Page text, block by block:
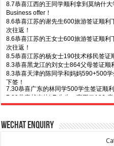
8.6恭喜江苏的王女士600旅游签证顺利
次往返！
8.5恭喜江苏的杨女士190技术移民签证
8.3恭喜黑龙江的刘女士864父母签证顺
8.3恭喜天津的陈同学和妈妈590+500
下签！
7.30恭喜广东的林同学500学生签证顺
7.29恭喜越南的LE 先生一家五口186 雇
顺利下签！
7.29恭喜日本的Motegi女士485工作签
7.28恭喜山东的李先生189技术移民签证
7.24恭喜辽宁的蔡同学500学生签证顺
7.24恭喜山东的许同学顺利拿到莫纳什
7.22恭喜安徽的吴先生190技术移民签证
7.22恭喜尼泊尔的Shrestha先生491州
签！
7.13恭喜广东的邓同学500学生签证顺利
Wechat Enquiry